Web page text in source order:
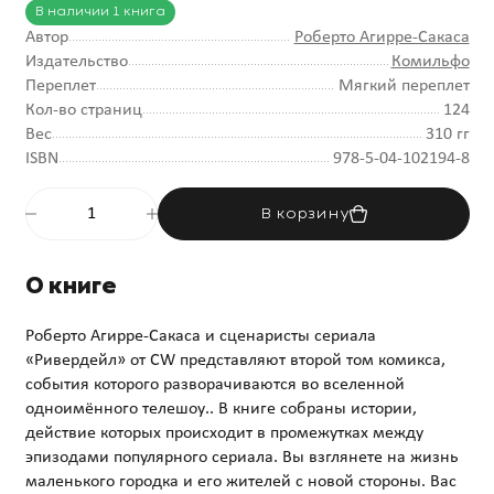
В наличии 1 книга
Автор
Роберто Агирре-Сакаса
Издательство
Комильфо
Переплет
Мягкий переплет
Кол-во страниц
124
Вес
310 гг
ISBN
978-5-04-102194-8
В корзину
О книге
Роберто Агирре-Сакаса и сценаристы сериала
«Ривердейл» от CW представляют второй том комикса,
события которого разворачиваются во вселенной
одноимённого телешоу.. В книге собраны истории,
действие которых происходит в промежутках между
эпизодами популярного сериала. Вы взглянете на жизнь
маленького городка и его жителей с новой стороны. Вас